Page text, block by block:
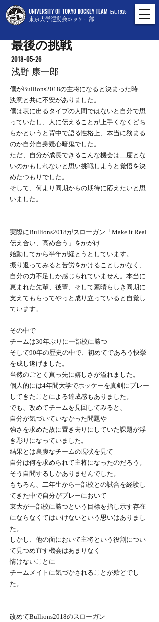
UNIVERSITY OF TOKYO HOCKEY TEAM
東京大学運動会ホッケー部
Est. 1925
最後の挑戦
2018-05-26
浅野 康一郎
僕がBullions2018の主将になると決まった時
決意と共に不安がありました。
僕は表に出るタイプの人間ではないと自分で思
っていたし、人に伝えることが上手くなくどち
らかというと背中で語る性格上、本当に務まる
のか自分自身疑心暗鬼でした。
ただ、自分が成長できるこんな機会は二度とな
いのかもしれないと思い挑戦しようと覚悟を決
めたつもりでした。
そして、何より同期からの期待に応えたいと思
いました。
実際にBullions2018がスローガン「Make it Real
伝え合い、高め合う」をかがけ
始動してから半年が経とうとしています。
振り返ってみると苦労をかけることしかなく、
自分の力不足しか感じられていません。本当に
恵まれた先輩、後輩、そして素晴らしき同期に
支えてもらってやっと成り立っていると自覚し
ています。
その中で
チームは30年ぶりに一部校に勝つ
そして90年の歴史の中で、初めてであろう快挙
を成し遂げました。
当然のごとく真っ先に嬉しさが溢れました。
個人的には4年間大学でホッケーを真剣にプレー
してきたことによる達成感もありました。
でも、改めてチームを見回してみると、
自分が気づいていなかった問題や
強さを求めた故に置き去りにしていた課題が浮
き彫りになっていました。
結果とは裏腹なチームの現状を見て
自分は何を求められて主将になったのだろう。
そう自問するしかありませんでした。
もちろん、二年生から一部校との試合を経験し
てきた中で自分がプレーにおいて
東大が一部校に勝つという目標を指し示す存在
にならなくてはいけないという思いはありまし
た。
しかし、他の面において主将という役割につい
て見つめ直す機会はあまりなく
情けないことに
チームメイトに気づかされることが殆どでし
た。
改めてBullions2018のスローガン